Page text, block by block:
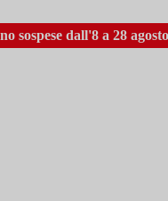
sospese dall'8 a 28